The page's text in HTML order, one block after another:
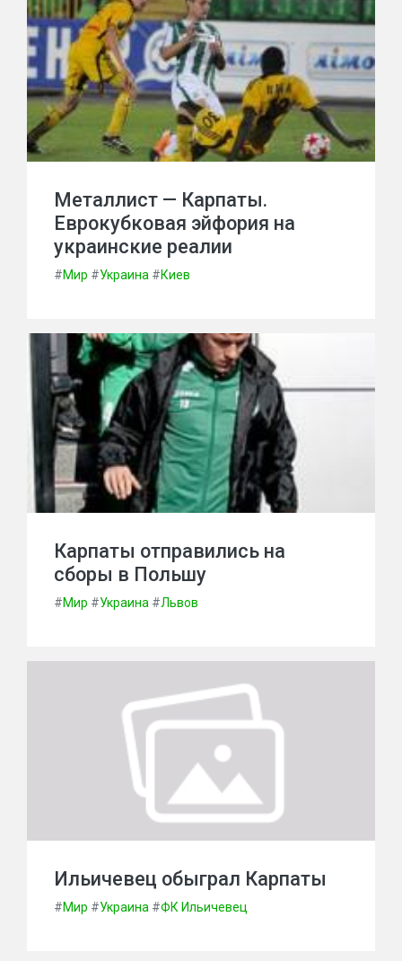
Металлист — Карпаты.
Еврокубковая эйфория на
украинские реалии
#Мир #Украина #Киев
Карпаты отправились на
сборы в Польшу
#Мир #Украина #Львов
Ильичевец обыграл Карпаты
#Мир #Украина #ФК Ильичевец